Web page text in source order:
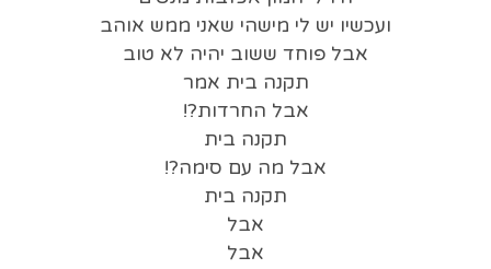
ועכשיו יש לי מישהי שאני ממש אוהב
אבל פוחד ששוב יהיה לא טוב
תקנה בית אמר
אבל החרדות?!
תקנה בית
אבל מה עם סימה?!
תקנה בית
אבל
אבל